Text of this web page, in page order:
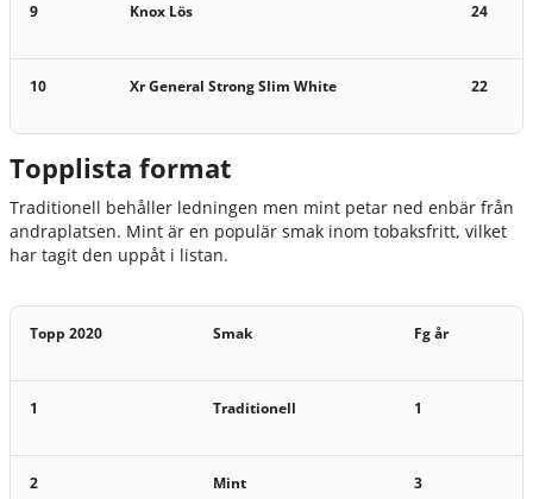
9 Knox Lös 24
10 Xr General Strong Slim White 22
Topplista format
Traditionell behåller ledningen men mint petar ned enbär från
andraplatsen. Mint är en populär smak inom tobaksfritt, vilket
har tagit den uppåt i listan.
Topp 2020 Smak Fg år
1 Traditionell 1
2 Mint 3